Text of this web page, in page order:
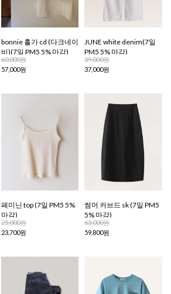
bonnie 홀가 cd (다크네이
비)(7일 PM5 5% 마감)
60,000원
57,000원
JUNE white denim(7일
PM5 5% 마감)
39,000원
37,000원
페미닌 top (7일 PM5 5%
마감)
25,000원
23,700원
썸머 커브드 sk (7일 PM5
5% 마감)
63,000원
59,800원